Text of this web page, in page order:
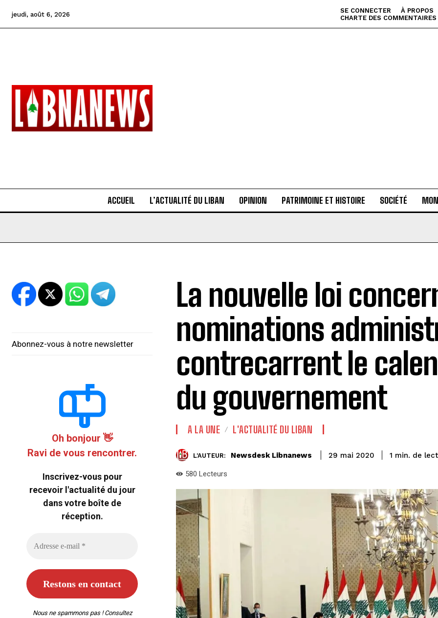
jeudi, août 6, 2026 SE CONNECTER
À PROPOS
CHARTE DES COMMENTAIRES
ACCUEIL L’ACTUALITÉ DU LIBAN OPINION PATRIMOINE ET HISTOIRE SOCIÉTÉ
Abonnez-vous à notre newsletter
Oh bonjour 👋
Ravi de vous rencontrer.
Inscrivez-vous pour
recevoir l'actualité du jour
dans votre boîte de
réception.
Nous ne spammons pas ! Consultez
La nouvelle loi
nominations
contrecarrent le
du gouvernement
A LA UNE L'ACTUALITÉ DU LIBAN
L'AUTEUR: Newsdesk Libnanews 29 mai 2020 1 min. de
580 Lecteurs